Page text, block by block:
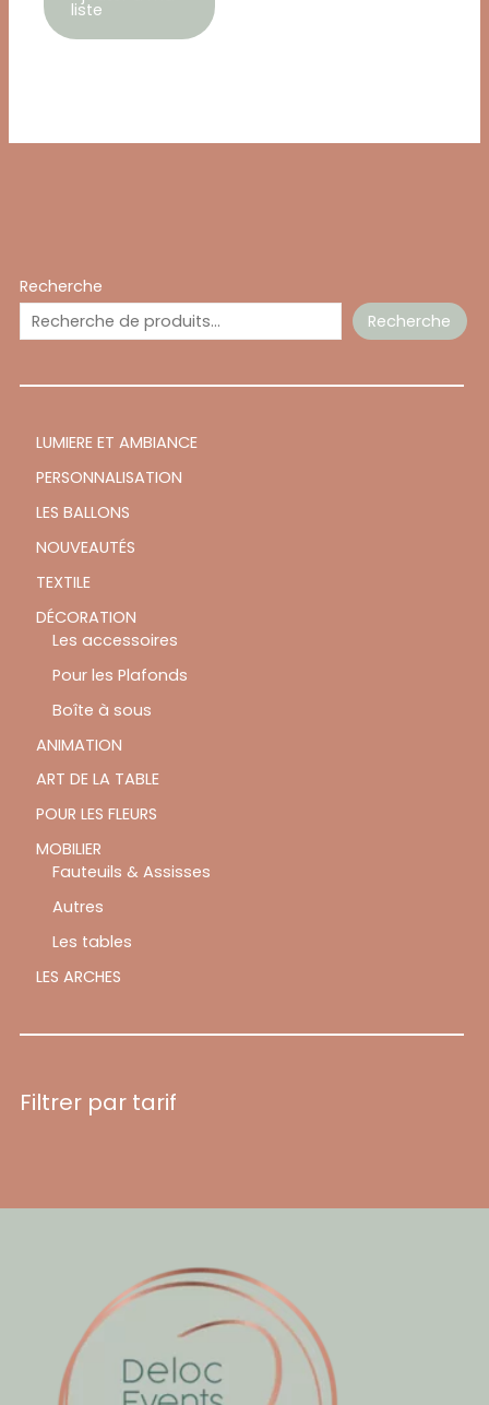
Recherche
Recherche
LUMIERE ET AMBIANCE
PERSONNALISATION
LES BALLONS
NOUVEAUTÉS
TEXTILE
DÉCORATION
Les accessoires
Pour les Plafonds
Boîte à sous
ANIMATION
ART DE LA TABLE
POUR LES FLEURS
MOBILIER
Fauteuils & Assisses
Autres
Les tables
LES ARCHES
Filtrer par tarif
liste